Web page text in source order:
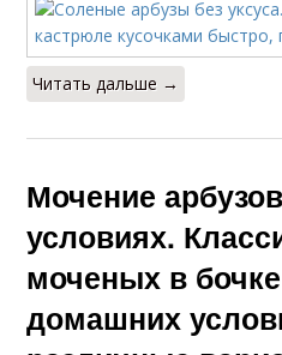
Читать дальше →
Мочение
условиях.
моченых в
домашних